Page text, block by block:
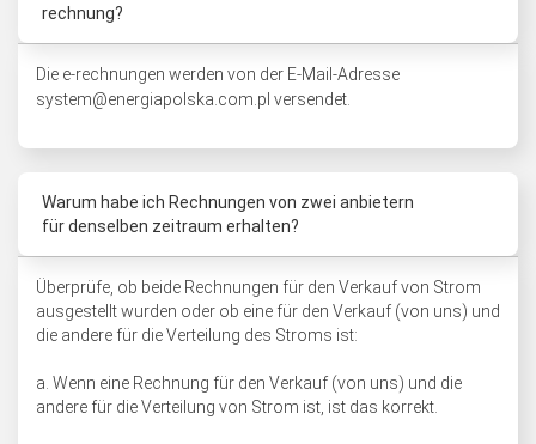
rechnung?
Die e-rechnungen werden von der E-Mail-Adresse
system@energiapolska.com.pl versendet.
Warum habe ich Rechnungen von zwei anbietern
für denselben zeitraum erhalten?
Überprüfe, ob beide Rechnungen für den Verkauf von Strom
ausgestellt wurden oder ob eine für den Verkauf (von uns) und
die andere für die Verteilung des Stroms ist:
a. Wenn eine Rechnung für den Verkauf (von uns) und die
andere für die Verteilung von Strom ist, ist das korrekt.